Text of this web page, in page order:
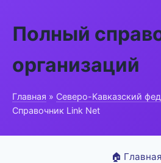
Полный
организаций
Главная » Северо-Кавказский
Справочник Link Net
🏠 Главная